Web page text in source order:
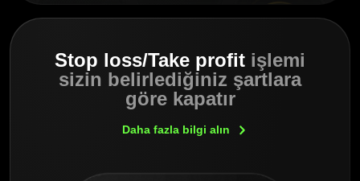
Stop loss/Take profit işlemi
sizin belirlediğiniz şartlara
göre kapatır
Daha fazla bilgi alın